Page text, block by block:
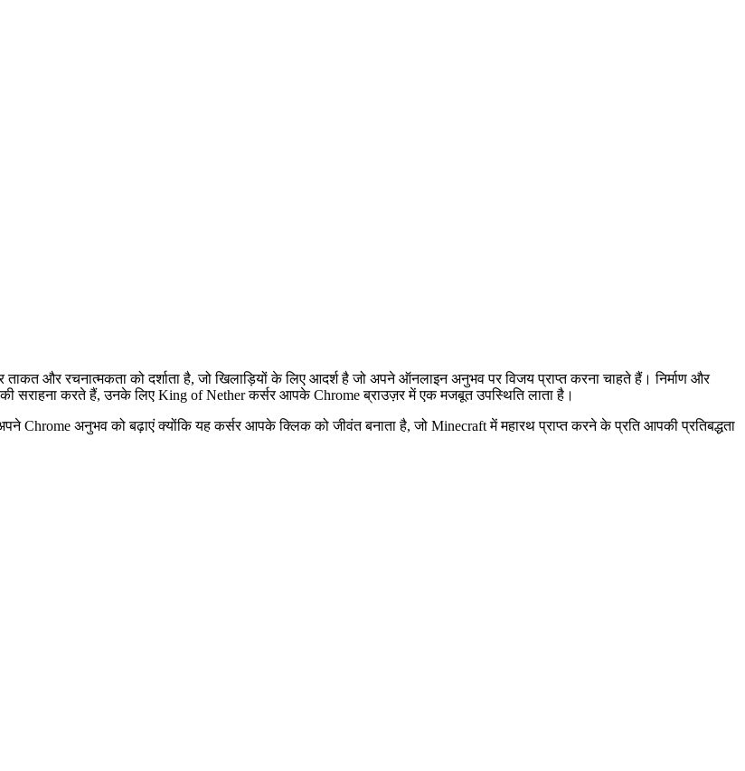
और रचनात्मकता को दर्शाता है, जो खिलाड़ियों के लिए आदर्श है जो अपने ऑनलाइन अनुभव पर विजय प्राप्त करना चाहते हैं। निर्माण और
सराहना करते हैं, उनके लिए King of Nether कर्सर आपके Chrome ब्राउज़र में एक मजबूत उपस्थिति लाता है।
Chrome अनुभव को बढ़ाएं क्योंकि यह कर्सर आपके क्लिक को जीवंत बनाता है, जो Minecraft में महारथ प्राप्त करने के प्रति आपकी प्रतिबद्धता